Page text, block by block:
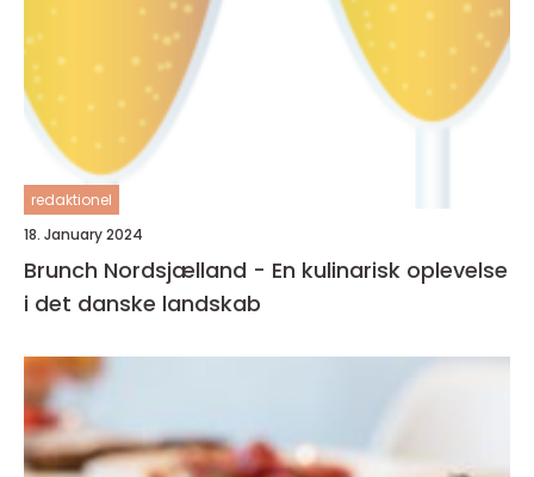
redaktionel
18. January 2024
Brunch Nordsjælland - En kulinarisk oplevelse
i det danske landskab